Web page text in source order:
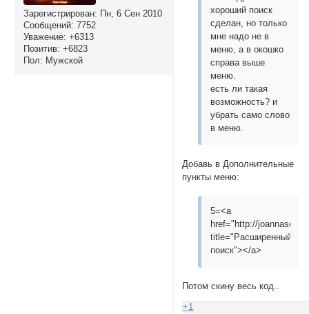
Зарегистрирован: Пн, 6 Сен 2010
Сообщений: 7752
Уважение: +6313
Позитив: +6823
Пол: Мужской
хороший поиск
сделан, но только
мне надо не в
меню, а в окошко
справа выше
меню.
есть ли такая
возможность? и
убрать само слово
в меню.
Добавь в Дополнительные
пункты меню:
5=<a
href="http://
title="Расширенный
поиск"></a>
Потом скину весь код..
+1